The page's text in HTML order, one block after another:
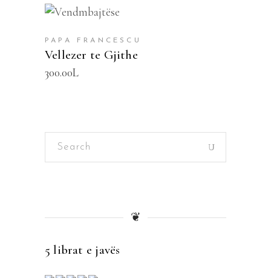
SHTOJE NË SHPORTË
PAPA FRANCESCU
Vellezer te Gjithe
300.00L
Search
❦
5 librat e javës